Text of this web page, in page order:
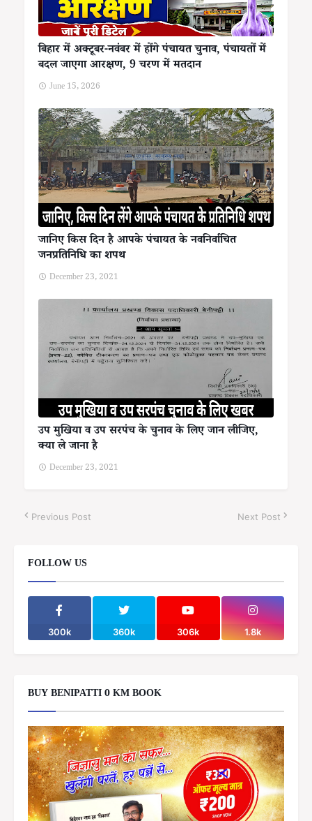
बिहार में अक्टूबर-नवंबर में होंगे पंचायत चुनाव, पंचायतों में
बदल जाएगा आरक्षण, 9 चरण में मतदान
June 15, 2026
जानिए किस दिन है आपके पंचायत के नवनिर्वाचित
जनप्रतिनिधि का शपथ
December 23, 2021
उप मुखिया व उप सरपंच के चुनाव के लिए जान लीजिए,
क्या ले जाना है
December 23, 2021
Previous Post Next Post
FOLLOW US
300k 360k 306k 1.8k
BUY BENIPATTI 0 KM BOOK